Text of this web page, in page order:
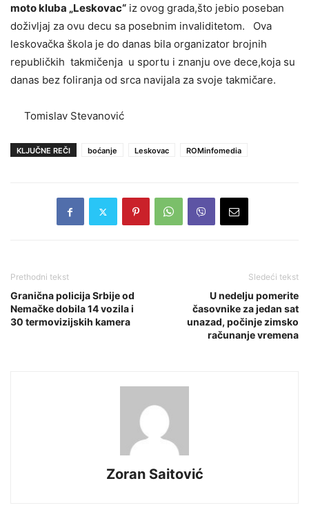
moto kluba „Leskovac“ iz ovog grada,što jebio poseban
doživljaj za ovu decu sa posebnim invaliditetom. Ova
leskovačka škola je do danas bila organizator brojnih
republičkih takmičenja u sportu i znanju ove dece,koja su
danas bez foliranja od srca navijala za svoje takmičare.
Tomislav Stevanović
KLJUČNE REČI boćanje Leskovac ROMinfomedia
Prethodni tekst
Granična policija Srbije od
Nemačke dobila 14 vozila i
30 termovizijskih kamera
Sledeći tekst
U nedelju pomerite
časovnike za jedan sat
unazad, počinje zimsko
računanje vremena
Zoran Saitović